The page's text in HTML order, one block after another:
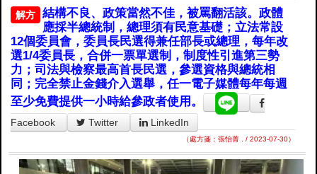
解方
結構不良、政策當然不佳，被罵翻活該。政體
應採半總統制，總理須有民意基礎；立法常設
12個委員會，委員長民選得兼任部長或總理，每年改
選1/4委員長，合併一票單選制，制度性引進第三勢
力；司法與檢察最高首長民選，參選資格與總統相
同；完全禁止金錢介入選舉，任一電子媒體每年每週
至少免費提供一小時給參政者使用。
Facebook Twitter LinkedIn
（處方箋：張怡菁 . / 2023-07-30）